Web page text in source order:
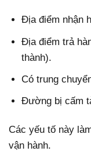
Địa điểm nhận
Địa điểm trả
thành).
Có trung
Đường bị cấm
Các yếu tố này
vận hành.